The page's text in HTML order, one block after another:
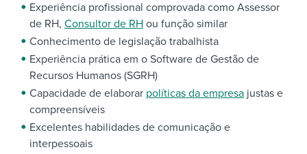
Experiência profissional comprovada como Assessor
de RH, Consultor de RH ou função similar
Conhecimento de legislação trabalhista
Experiência prática em o Software de Gestão de
Recursos Humanos (SGRH)
Capacidade de elaborar políticas da empresa justas e
compreensíveis
Excelentes habilidades de comunicação e
interpessoais